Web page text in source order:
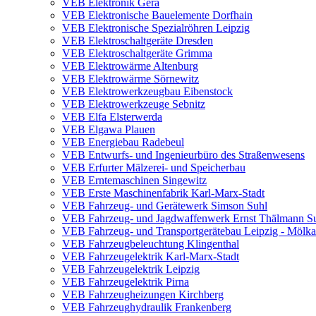
VEB Elektronik Gera
VEB Elektronische Bauelemente Dorfhain
VEB Elektronische Spezialröhren Leipzig
VEB Elektroschaltgeräte Dresden
VEB Elektroschaltgeräte Grimma
VEB Elektrowärme Altenburg
VEB Elektrowärme Sörnewitz
VEB Elektrowerkzeugbau Eibenstock
VEB Elektrowerkzeuge Sebnitz
VEB Elfa Elsterwerda
VEB Elgawa Plauen
VEB Energiebau Radebeul
VEB Entwurfs- und Ingenieurbüro des Straßenwesens
VEB Erfurter Mälzerei- und Speicherbau
VEB Erntemaschinen Singewitz
VEB Erste Maschinenfabrik Karl-Marx-Stadt
VEB Fahrzeug- und Gerätewerk Simson Suhl
VEB Fahrzeug- und Jagdwaffenwerk Ernst Thälmann
VEB Fahrzeug- und Transportgerätebau Leipzig -
VEB Fahrzeugbeleuchtung Klingenthal
VEB Fahrzeugelektrik Karl-Marx-Stadt
VEB Fahrzeugelektrik Leipzig
VEB Fahrzeugelektrik Pirna
VEB Fahrzeugheizungen Kirchberg
VEB Fahrzeughydraulik Frankenberg